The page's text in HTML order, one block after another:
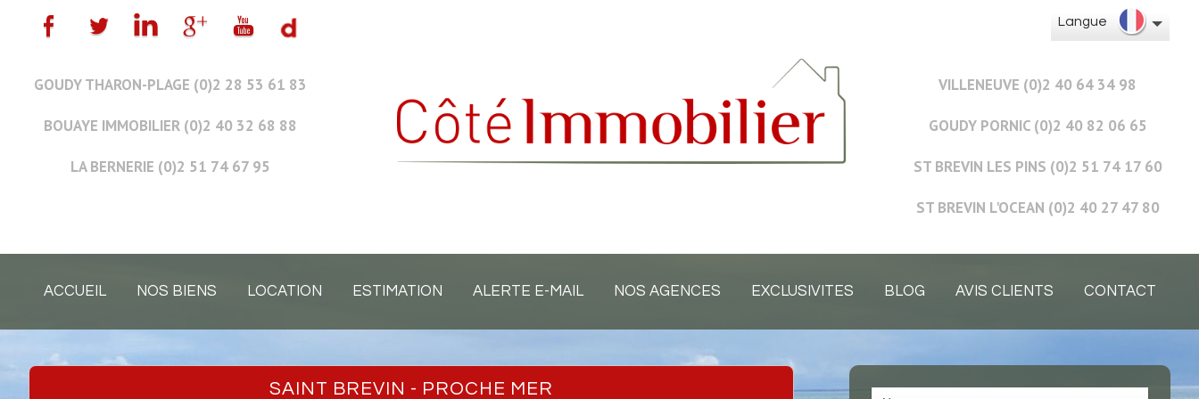
Langue
GOUDY THARON-PLAGE (0)2 28 53 61 83
BOUAYE IMMOBILIER (0)2 40 32 68 88
LA BERNERIE (0)2 51 74 67 95
VILLENEUVE (0)2 40 64 34 98
GOUDY PORNIC (0)2 40 82 06 65
ST BREVIN LES PINS (0)2 51 74 17 60
ST BREVIN L'OCEAN (0)2 40 27 47 80
ACCUEIL NOS BIENS LOCATION ESTIMATION ALERTE E-MAIL NOS AGENCES EXCLUSIVITES BLOG AVIS CLIENTS CONTACT
SAINT BREVIN - PROCHE MER